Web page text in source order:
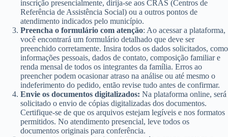
inscrição presencialmente, dirija-se aos CRAS (Centros de
Referência de Assistência Social) ou a outros pontos de
atendimento indicados pelo município.
Preencha o formulário com atenção: Ao acessar a plataforma,
você encontrará um formulário detalhado que deve ser
preenchido corretamente. Insira todos os dados solicitados, como
informações pessoais, dados de contato, composição familiar e
renda mensal de todos os integrantes da família. Erros ao
preencher podem ocasionar atraso na análise ou até mesmo o
indeferimento do pedido, então revise tudo antes de confirmar.
Envie os documentos digitalizados: Na plataforma online, será
solicitado o envio de cópias digitalizadas dos documentos.
Certifique-se de que os arquivos estejam legíveis e nos formatos
permitidos. No atendimento presencial, leve todos os
documentos originais para conferência.